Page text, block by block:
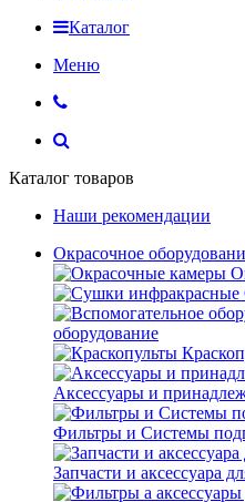
Каталог
Меню
Каталог товаров
Наши рекомендации
Окрасочное
оборудование
Аксессуары и
Фильтры и Системы
Запчасти и аксессуара